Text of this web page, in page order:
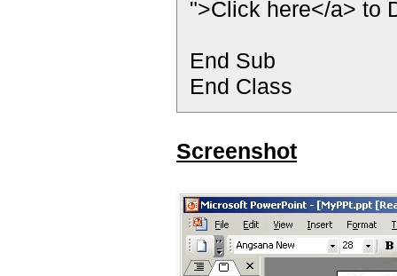
">Click here</a> to
End Sub
End Class
Screenshot